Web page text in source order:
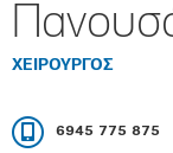
ΧΕΙΡΟΥΡΓΟΣ
6945 775 875